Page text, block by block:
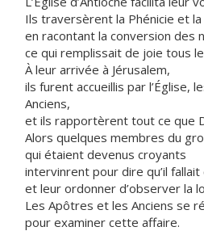
Ils traversèrent la Phénicie et la
en racontant la conversion des
ce qui remplissait de joie tous
À leur arrivée à Jérusalem,
ils furent accueillis par l’Église,
Anciens,
et ils rapportèrent tout ce que
Alors quelques membres du
qui étaient devenus croyants
intervinrent pour dire qu’il
et leur ordonner d’observer la
Les Apôtres et les Anciens se
pour examiner cette affaire.